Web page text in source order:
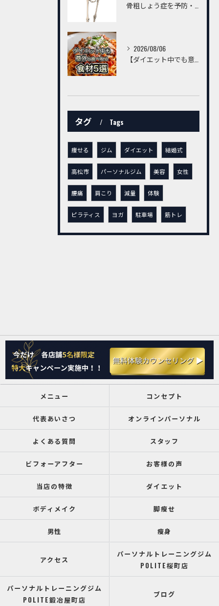
2026/08/06
タグ Tags
痩せる ジム ダイエット 結婚式
高松市 パーソナルジム 美容 女性
腰痛 肩こり 減量 体験
ピラティス ヨガ 駐車場 筋トレ
メニュー コンセプト
代表あいさつ オンラインパーソナル
よくある質問 スタッフ
ビフォーアフター お客様の声
当店の特徴 ダイエット
ボディメイク 脚瘦せ
男性 瘦身
アクセス
パーソナルトレーニングジム
POLITE桜町店
パーソナルトレーニングジム
POLITE鍛冶屋町店
ブログ